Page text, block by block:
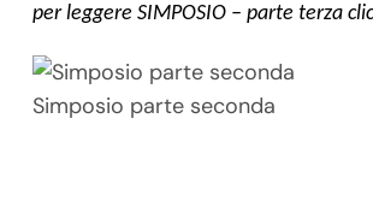
per leggere SIMPOSIO – parte terza
Simposio parte seconda